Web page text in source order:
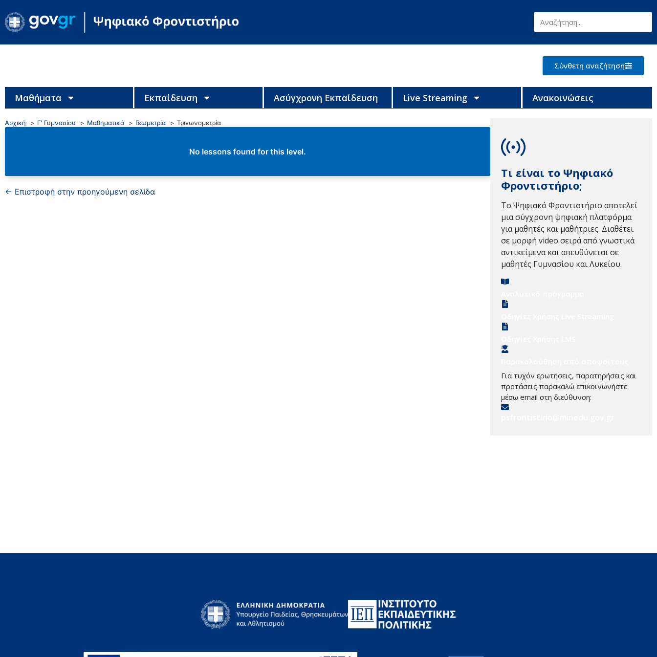
Σύνθετη αναζήτηση
Μαθήματα Εκπαίδευση Ασύγχρονη Εκπαίδευση Live Streaming Ανακοινώσεις
Αρχική Γ' Γυμνασίου Μαθηματικά Γεωμετρία Τριγωνομετρία
No lessons found for this level.
← Επιστροφή στην προηγούμενη σελίδα
Τι είναι το Ψηφιακό
Φροντιστήριο;
Το Ψηφιακό Φροντιστήριο αποτελεί
μια σύγχρονη ψηφιακή πλατφόρμα
για μαθητές και μαθήτριες. Διαθέτει
σε μορφή video σειρά από γνωστικά
αντικείμενα και απευθύνεται σε
μαθητές Γυμνασίου και Λυκείου.
Για τυχόν ερωτήσεις, παρατηρήσεις και
προτάσεις παρακαλώ επικοινωνήστε
μέσω email στη διεύθυνση: